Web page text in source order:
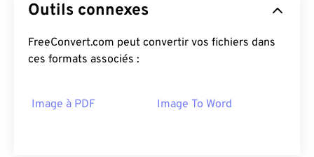
Outils connexes
FreeConvert.com peut convertir vos fichiers dans
ces formats associés :
Image à PDF Image To Word